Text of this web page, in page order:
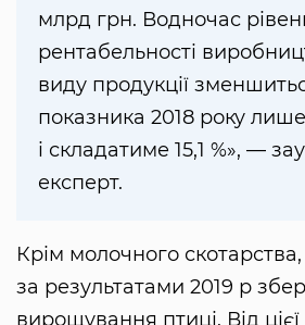
млрд грн. Водночас
рентабельності
виду продукції
показника 2018 року
і складатиме 15,1 %», —
експерт.
Крім молочного
за результатами 2019 р
вирощування птиці. Від цієї